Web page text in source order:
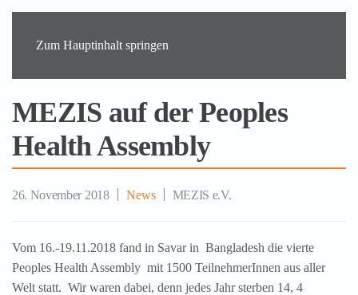
Zum Hauptinhalt springen
MEZIS auf der Peoples
Health Assembly
26. November 2018 News MEZIS e.V.
Vom 16.-19.11.2018 fand in Savar in Bangladesh die vierte
Peoples Health Assembly mit 1500 TeilnehmerInnen aus aller
Welt statt. Wir waren dabei, denn jedes Jahr sterben 14, 4